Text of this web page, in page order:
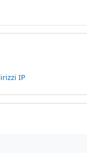
IP